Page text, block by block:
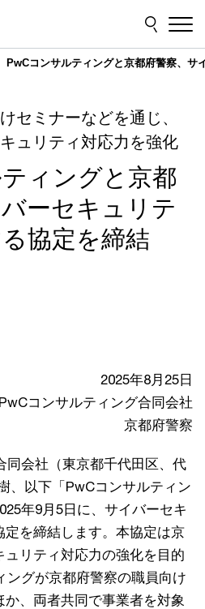
PwCコンサルティングと京都府警察、サ
セミナーなどを通じ、
ュリティ対応力を強化
ィングと京都
ーセキュリテ
協定を締結
2025年8月25日
PwCコンサルティング合同会社
京都府警察
同会社（東京都千代田区、代
、以下「PwCコンサルティン
年9月5日に、サイバーセキ
定を締結します。本協定は京
リティ対応力の強化を目的
ングが京都府警察の職員向け
、両者共同で事業者を対象